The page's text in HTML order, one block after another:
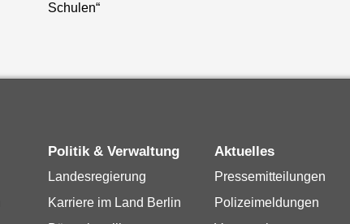
Schulen“
Politik & Verwaltung
Landesregierung
Karriere im Land Berlin
Aktuelles
Pressemitteilungen
Polizeimeldungen